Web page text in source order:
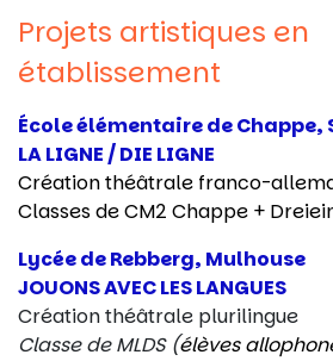
Projets artistiques en
établissement
École élémentaire de
LA LIGNE / DIE LIGNE
Création théâtrale franco-
Classes de CM2 Chappe +
Lycée de Rebberg, Mulhouse
JOUONS AVEC LES LANGUES
Création théâtrale plurilingue
Classe de MLDS (élèves